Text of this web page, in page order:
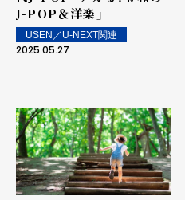
J-POP＆洋楽」
USEN／U-NEXT関連
2025.05.27